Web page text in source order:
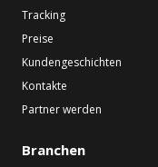
Tracking
Preise
Kundengeschichten
Kontakte
Partner werden
Branchen